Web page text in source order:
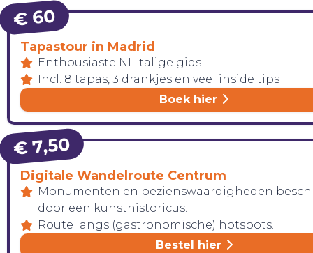
€ 60
Tapastour in Madrid
Enthousiaste NL-talige gids
Incl. 8 tapas, 3 drankjes en veel inside tips
Boek hier
€ 7,50
Digitale Wandelroute Centrum
Monumenten en bezienswaardigheden
door een kunsthistoricus.
Route langs (gastronomische) hotspots.
Bestel hier